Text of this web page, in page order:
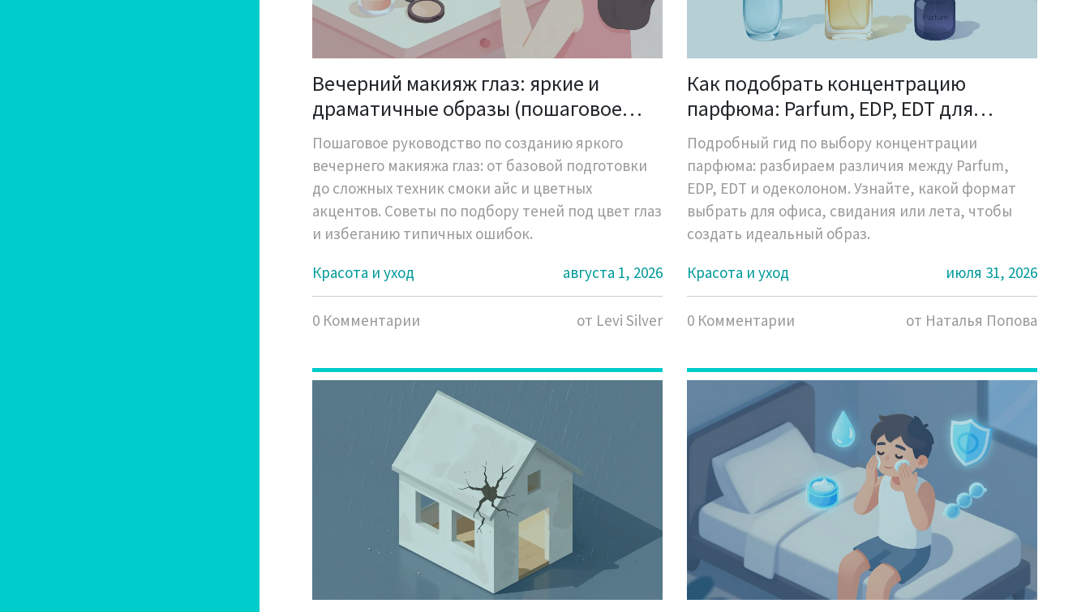
Вечерний макияж глаз: яркие и
драматичные образы (пошаговое
руководство)
Пошаговое руководство по созданию яркого
вечернего макияжа глаз: от базовой подготовки
до сложных техник смоки айс и цветных
акцентов. Советы по подбору теней под цвет глаз
и избеганию типичных ошибок.
Красота и уход
августа 1, 2026
0 Комментарии от Levi Silver
Как подобрать концентрацию
парфюма: Parfum, EDP, EDT для
образа
Подробный гид по выбору концентрации
парфюма: разбираем различия между Parfum,
EDP, EDT и одеколоном. Узнайте, какой формат
выбрать для офиса, свидания или лета, чтобы
создать идеальный образ.
Красота и уход
июля 31, 2026
0 Комментарии от Наталья Попова